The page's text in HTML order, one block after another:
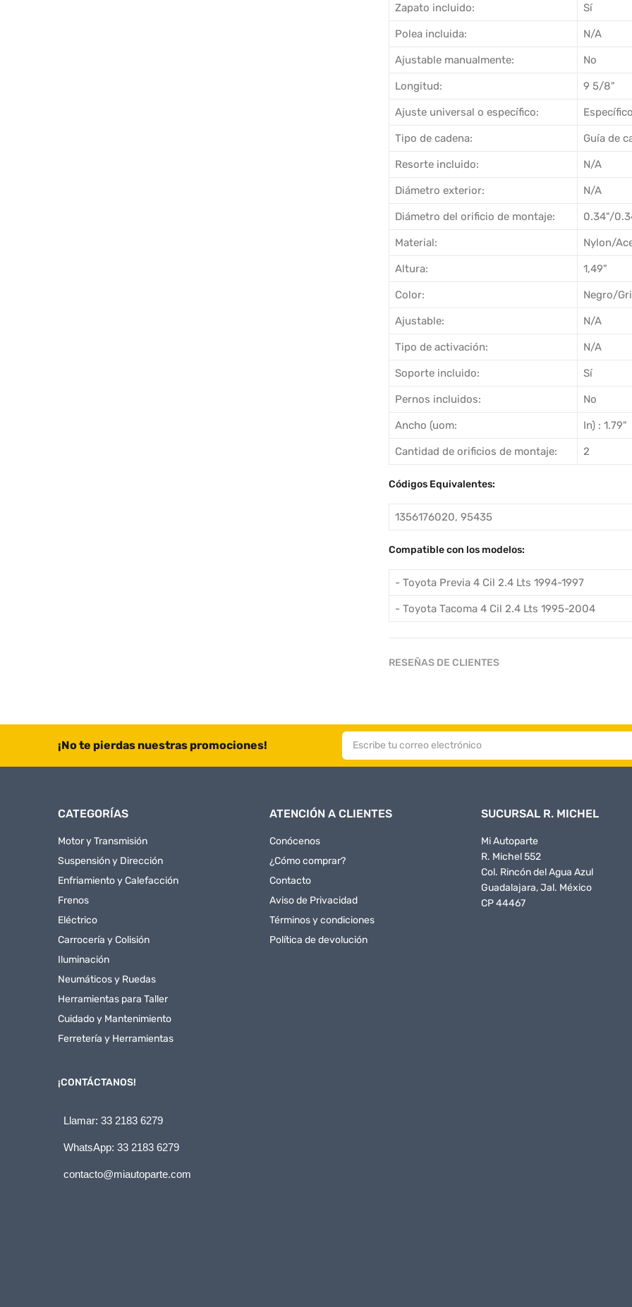
Zapato incluido: Sí
Polea incluida: N/A
Ajustable manualmente: No
Longitud: 9 5/8"
Ajuste universal o específico: Específico
Tipo de cadena: Guía de
Resorte incluido: N/A
Diámetro exterior: N/A
Diámetro del orificio de montaje: 0.34"/
Material: Nylon/
Altura: 1,49"
Color: Negro/
Ajustable: N/A
Tipo de activación: N/A
Soporte incluido: Sí
Pernos incluidos: No
Ancho (uom: In) : 1.79"
Cantidad de orificios de montaje: 2
Códigos Equivalentes:
1356176020, 95435
Compatible con los modelos:
- Toyota Previa 4 Cil 2.4 Lts 1994-1997
- Toyota Tacoma 4 Cil 2.4 Lts 1995-2004
RESEÑAS DE CLIENTES
¡No te pierdas nuestras promociones!
CATEGORÍAS
Motor y Transmisión
Suspensión y Dirección
Enfriamiento y Calefacción
Frenos
Eléctrico
Carrocería y Colisión
Iluminación
Neumáticos y Ruedas
Herramientas para Taller
Cuidado y Mantenimiento
Ferretería y Herramientas
¡CONTÁCTANOS!
Llamar: 33 2183 6279
WhatsApp: 33 2183 6279
contacto@miautoparte.com
ATENCIÓN A CLIENTES
Conócenos
¿Cómo comprar?
Contacto
Aviso de Privacidad
Términos y condiciones
Política de devolución
SUCURSAL R. MICHEL
Mi Autoparte
R. Michel 552
Col. Rincón del Agua Azul
Guadalajara, Jal. México
CP 44467